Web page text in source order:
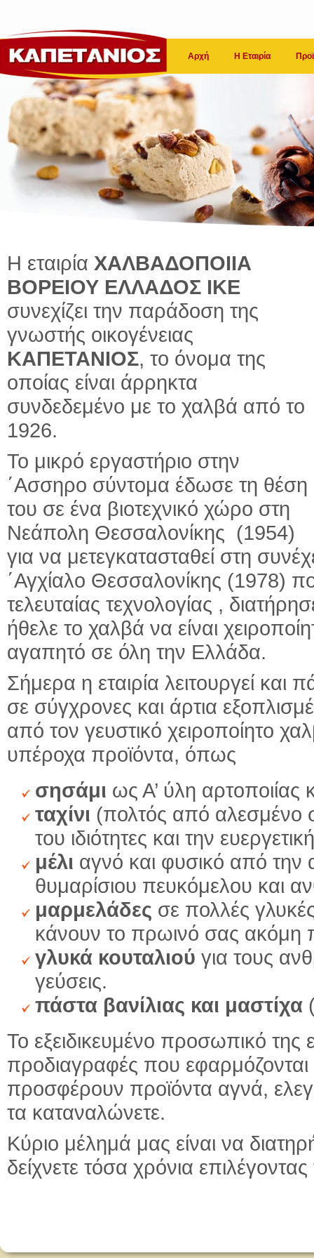
Αρχή Η Εταιρία
Η εταιρία ΧΑΛΒΑΔΟΠΟΙΙΑ
ΒΟΡΕΙΟΥ ΕΛΛΑΔΟΣ ΙΚΕ
συνεχίζει την παράδοση της
γνωστής οικογένειας
ΚΑΠΕΤΑΝΙΟΣ, το όνομα της
οποίας είναι άρρηκτα
συνδεδεμένο με το χαλβά από το
1926.
Το μικρό εργαστήριο στην
΄Ασσηρο σύντομα έδωσε τη θέση
του σε ένα βιοτεχνικό χώρο στη
Νεάπολη Θεσσαλονίκης (1954)
για να μετεγκατασταθεί στη
΄Αγχίαλο Θεσσαλονίκης (1978)
τελευταίας τεχνολογίας ,
ήθελε το χαλβά να είναι
αγαπητό σε όλη την Ελλάδα.
Σήμερα η εταιρία λειτουργεί και
σε σύγχρονες και άρτια
από τον γευστικό χειροποίητο
υπέροχα προϊόντα, όπως
σησάμι ως Α’ ύλη αρτοποιίας
ταχίνι (πολτός από αλεσμένο
του ιδιότητες και την
μέλι αγνό και φυσικό από την
θυμαρίσιου πευκόμελου και
μαρμελάδες σε πολλές
κάνουν το πρωινό σας ακόμη
γλυκά κουταλιού για τους
γεύσεις.
πάστα βανίλιας και μαστίχα
Το εξειδικευμένο προσωπικό της
προδιαγραφές που
προσφέρουν προϊόντα αγνά,
τα καταναλώνετε.
Κύριο μέλημά μας είναι να
δείχνετε τόσα χρόνια